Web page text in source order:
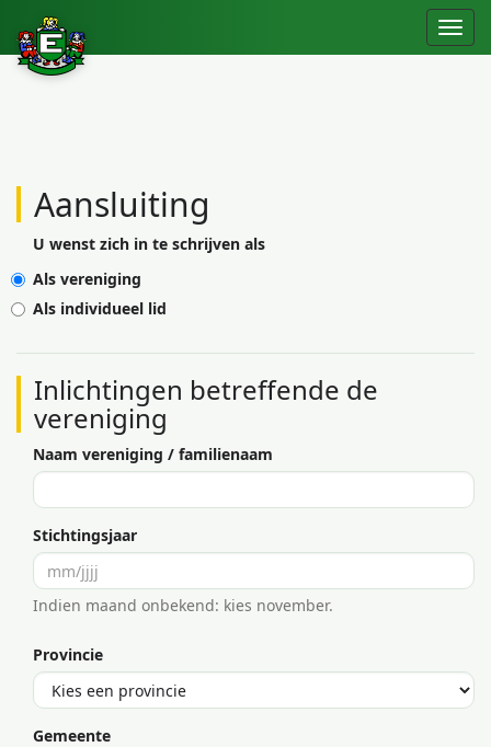
Aansluiting
U wenst zich in te schrijven als
Als vereniging
Als individueel lid
Inlichtingen betreffende de
vereniging
Naam vereniging / familienaam
Stichtingsjaar
Indien maand onbekend: kies november.
Provincie
Gemeente